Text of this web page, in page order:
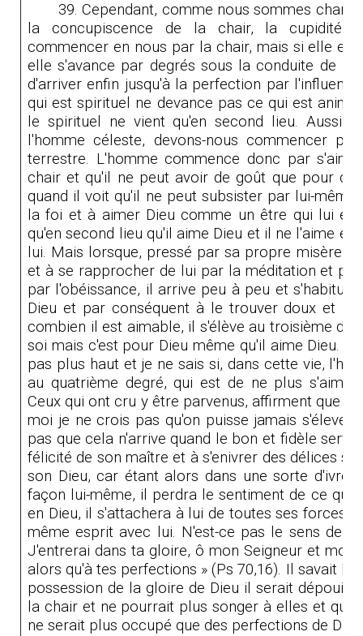
39. Cependant, comme nous sommes
la concupiscence de la chair, la cupidité,
commencer en nous par la chair, mais si elle
elle s'avance par degrés sous la conduite de la
d'arriver enfin jusqu'à la perfection par
qui est spirituel ne devance pas ce qui est
le spirituel ne vient qu'en second lieu. Aussi
l'homme céleste, devons-nous commencer
terrestre. L'homme commence donc par
chair et qu'il ne peut avoir de goût que pour ce
quand il voit qu'il ne peut subsister par lui-
la foi et à aimer Dieu comme un être qui lui est
qu'en second lieu qu'il aime Dieu et il ne l'aime
lui. Mais lorsque, pressé par sa propre misère,
et à se rapprocher de lui par la méditation et
par l'obéissance, il arrive peu à peu et s'habitue
Dieu et par conséquent à le trouver doux et
combien il est aimable, il s'élève au troisième
soi mais c'est pour Dieu même qu'il aime Dieu.
pas plus haut et je ne sais si, dans cette vie,
au quatrième degré, qui est de ne plus
Ceux qui ont cru y être parvenus, affirment que
moi je ne crois pas qu'on puisse jamais s'élever
pas que cela n'arrive quand le bon et fidèle
félicité de son maître et à s'enivrer des délices
son Dieu, car étant alors dans une sorte
façon lui-même, il perdra le sentiment de ce
en Dieu, il s'attachera à lui de toutes ses forces
même esprit avec lui. N'est-ce pas le sens de
J'entrerai dans ta gloire, ô mon Seigneur et mon
alors qu'à tes perfections »(Ps 70,16). Il savait
possession de la gloire de Dieu il serait
la chair et ne pourrait plus songer à elles et
ne serait plus occupé que des perfections de